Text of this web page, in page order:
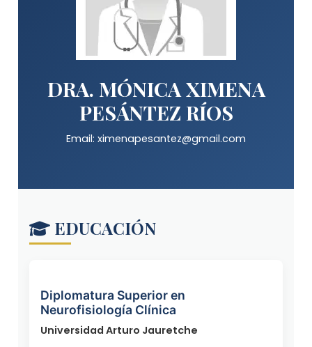
DRA. MÓNICA XIMENA
PESÁNTEZ RÍOS
Email: ximenapesantez@gmail.com
EDUCACIÓN
Diplomatura Superior en
Neurofisiología Clínica
Universidad Arturo Jauretche